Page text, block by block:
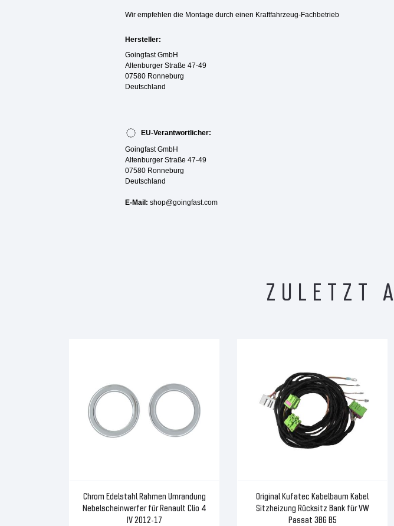
Wir empfehlen die Montage durch einen Kraftfahrzeug-Fachbetrieb
Hersteller:
Goingfast GmbH
Altenburger Straße 47-49
07580 Ronneburg
Deutschland
EU-Verantwortlicher:
Goingfast GmbH
Altenburger Straße 47-49
07580 Ronneburg
Deutschland
E-Mail: shop@goingfast.com
ZULETZT
Chrom Edelstahl Rahmen Umrandung
Nebelscheinwerfer für Renault Clio 4
IV 2012-17
Original Kufatec Kabelbaum Kabel
Sitzheizung Rücksitz Bank für VW
Passat 3BG B5